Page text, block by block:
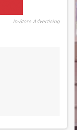
In-Store Advertising